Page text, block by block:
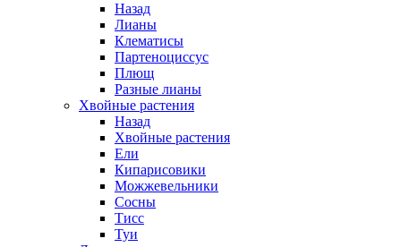
Назад
Лианы
Клематисы
Партеноциссус
Плющ
Разные лианы
Хвойные растения
Назад
Хвойные растения
Ели
Кипарисовики
Можжевельники
Сосны
Тисс
Туи